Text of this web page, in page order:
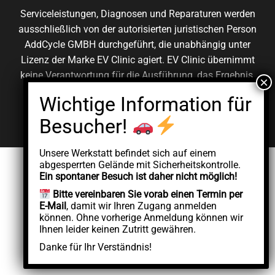
Serviceleistungen, Diagnosen und Reparaturen werden
ausschließlich von der autorisierten juristischen Person
AddCycle GMBH durchgeführt, die unabhängig unter
Lizenz der Marke EV Clinic agiert. EV Clinic übernimmt
keine Verantwortung für die Ausführung, das Ergebnis,
Schäden im Zusammenhang mit der erbrachten
Dienstleistung.
Unsere Werkstatt befindet sich auf einem
abgesperrten Gelände mit Sicherheitskontrolle.
Ein spontaner Besuch ist daher nicht möglich!
Bitte vereinbaren Sie vorab einen Termin per
E-Mail, damit wir Ihren Zugang anmelden
können. Ohne vorherige Anmeldung können wir
Ihnen leider keinen Zutritt gewähren.
Danke für Ihr Verständnis!